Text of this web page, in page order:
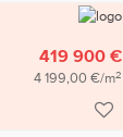
419 900 €
4 199,00 €/m2